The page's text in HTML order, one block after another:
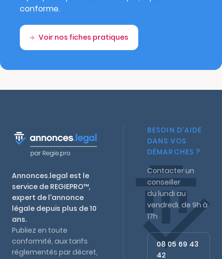
conforme.
Voir nos fiches pratiques
Annonces.legal est le
service de REGIEPRO™,
expert de l'annonce
légale depuis plus de 10
ans.
Publiez en toute
conformité, aux tarifs
réglementés par décret,
BESOIN D'AIDE
DANS VOS
DÉMARCHES ?
Contacter un
conseiller
du lundi au
vendredi, de 9h à
17h
08 05 69 43
42